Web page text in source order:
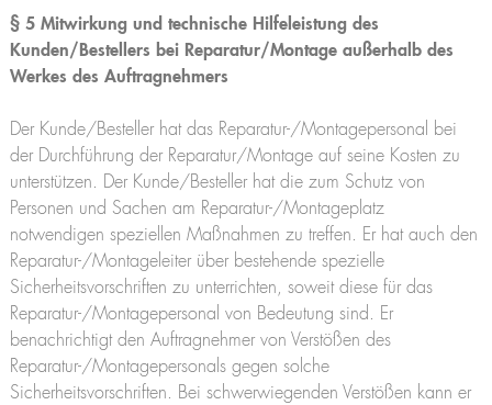
§ 5 Mitwirkung und technische Hilfeleistung des
Kunden/Bestellers bei Reparatur/Montage außerhalb des
Werkes des Auftragnehmers
Der Kunde/Besteller hat das Reparatur-/Montagepersonal bei
der Durchführung der Reparatur/Montage auf seine Kosten zu
unterstützen. Der Kunde/Besteller hat die zum Schutz von
Personen und Sachen am Reparatur-/Montageplatz
notwendigen speziellen Maßnahmen zu treffen. Er hat auch den
Reparatur-/Montageleiter über bestehende spezielle
Sicherheitsvorschriften zu unterrichten, soweit diese für das
Reparatur-/Montagepersonal von Bedeutung sind. Er
benachrichtigt den Auftragnehmer von Verstößen des
Reparatur-/Montagepersonals gegen solche
Sicherheitsvorschriften. Bei schwerwiegenden Verstößen kann er